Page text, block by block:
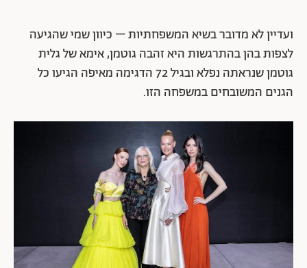
ועדיין לא מדובר בשיא המשפחתיות – כיוון שמי שהגיעה
לצפות בהן בהתרגשות היא זהבה גוטמן, אימא של גלית
גוטמן שנראתה נפלא ובגיל 72 הדגימה מאיפה הגיעו כל
הגנים המשובחים במשפחה הזו.